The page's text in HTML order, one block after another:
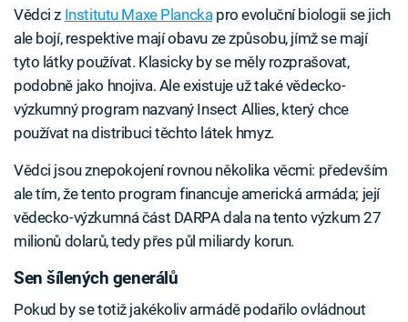
Vědci z Institutu Maxe Planckapro evoluční biologii se jich
ale bojí, respektive mají obavu ze způsobu, jímž se mají
tyto látky používat. Klasicky by se měly rozprašovat,
podobně jako hnojiva. Ale existuje už také vědecko-
výzkumný program nazvaný Insect Allies, který chce
používat na distribuci těchto látek hmyz.
Vědci jsou znepokojení rovnou několika věcmi: především
ale tím, že tento program financuje americká armáda; její
vědecko-výzkumná část DARPA dala na tento výzkum 27
milionů dolarů, tedy přes půl miliardy korun.
Sen šílených generálů
Pokud by se totiž jakékoliv armádě podařilo ovládnout